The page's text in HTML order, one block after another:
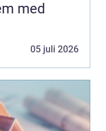
med
05 juli 2026